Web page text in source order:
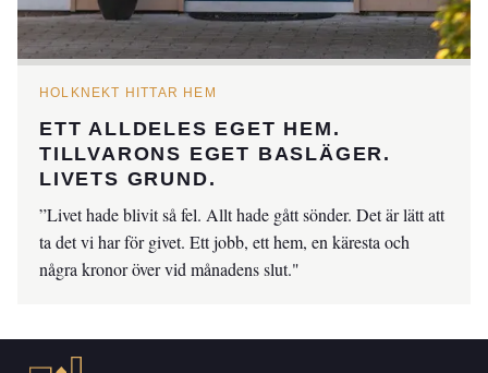
HOLKNEKT HITTAR HEM
ETT ALLDELES EGET HEM.
TILLVARONS EGET BASLÄGER.
LIVETS GRUND.
”Livet hade blivit så fel. Allt hade gått sönder. Det är lätt att
ta det vi har för givet. Ett jobb, ett hem, en käresta och
några kronor över vid månadens slut."